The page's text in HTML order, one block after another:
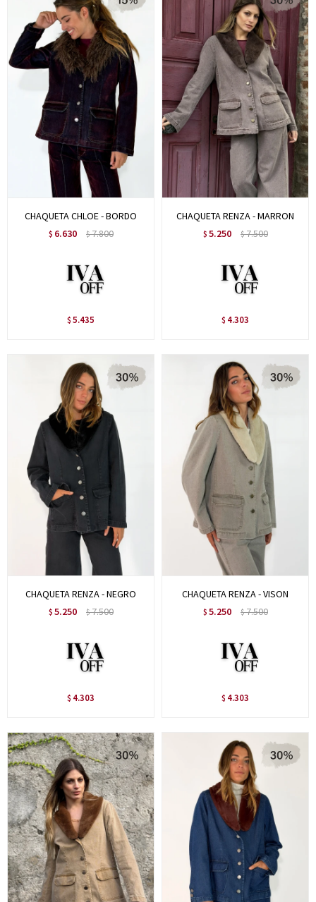
CHAQUETA CHLOE - BORDO
$ 6.630 $7.800
$ 5.435
CHAQUETA RENZA - MARRON
$ 5.250 $7.500
$ 4.303
CHAQUETA RENZA - NEGRO
$ 5.250 $7.500
$ 4.303
CHAQUETA RENZA - VISON
$ 5.250 $7.500
$ 4.303